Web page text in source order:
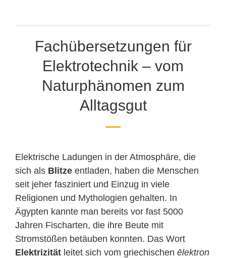
Fachübersetzungen für
Elektrotechnik – vom
Naturphänomen zum
Alltagsgut
Elektrische Ladungen in der Atmosphäre, die
sich als Blitze entladen, haben die Menschen
seit jeher fasziniert und Einzug in viele
Religionen und Mythologien gehalten. In
Ägypten kannte man bereits vor fast 5000
Jahren Fischarten, die ihre Beute mit
Stromstößen betäuben konnten. Das Wort
Elektrizität leitet sich vom griechischen ēlektron